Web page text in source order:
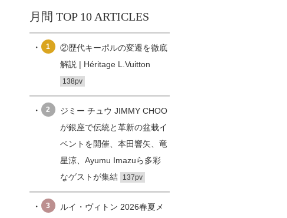
月間 TOP 10 ARTICLES
1
②歴代キーポルの変遷を徹底
解説 | Héritage L.Vuitton
138pv
2
ジミー チュウ JIMMY CHOO
が銀座で伝統と革新の盆栽イ
ベントを開催、本田響矢、竜
星涼、Ayumu Imazuら多彩
なゲストが集結
137pv
3
ルイ・ヴィトン 2026春夏メ